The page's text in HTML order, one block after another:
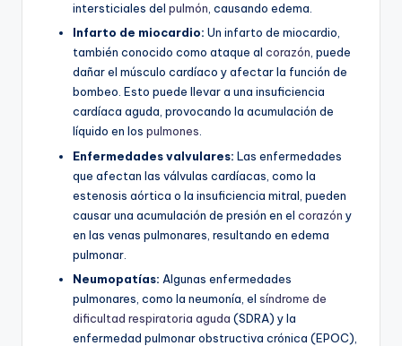
intersticiales del pulmón, causando edema.
Infarto de miocardio: Un infarto de miocardio,
también conocido como ataque al corazón, puede
dañar el músculo cardíaco y afectar la función de
bombeo. Esto puede llevar a una insuficiencia
cardíaca aguda, provocando la acumulación de
líquido en los pulmones.
Enfermedades valvulares: Las enfermedades
que afectan las válvulas cardíacas, como la
estenosis aórtica o la insuficiencia mitral, pueden
causar una acumulación de presión en el corazón y
en las venas pulmonares, resultando en edema
pulmonar.
Neumopatías: Algunas enfermedades
pulmonares, como la neumonía, el síndrome de
dificultad respiratoria aguda (SDRA) y la
enfermedad pulmonar obstructiva crónica (EPOC),